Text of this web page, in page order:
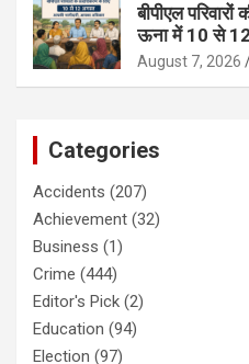
बीपीएल
ऊना में 10 से
August 7, 2026
Categories
Accidents (207)
Achievement (32)
Business (1)
Crime (444)
Editor's Pick (2)
Education (94)
Election (97)